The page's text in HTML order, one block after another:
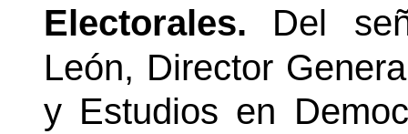
Electorales.
Del
León, Director
y Estudios en